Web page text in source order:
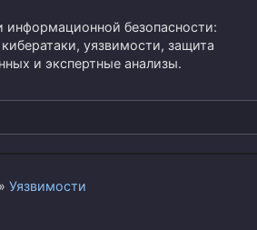
информационной безопасности:
уязвимости, защита
и экспертные анализы.
» Уязвимости